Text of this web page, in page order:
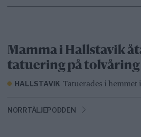
Mamma i Hallstavik
tatuering på tolvåring
HALLSTAVIK Tatuerades i hemmet
NORRTÄLJEPODDEN